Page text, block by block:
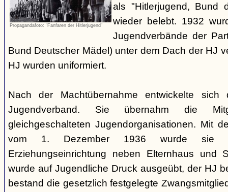
Propagandafoto: "Fanfaren der Hitlerjugend"
als "Hitlerjugend, Bund
wieder belebt. 1932
Jugendverbände der
Bund Deutscher Mädel) unter dem Dach der HJ
HJ wurden uniformiert.
Nach der Machtübernahme entwickelte
Jugendverband. Sie übernahm die
gleichgeschalteten Jugendorganisationen. Mit
vom 1. Dezember 1936 wurde sie
Erziehungseinrichtung neben Elternhaus und
wurde auf Jugendliche Druck ausgeübt, der HJ
bestand die gesetzlich festgelegte